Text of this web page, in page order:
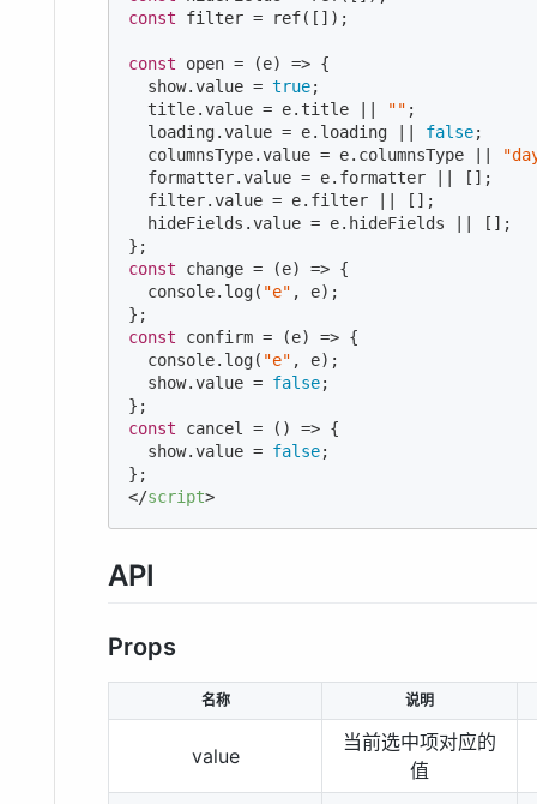
const filter = ref([]);
const open = (e) => {
  show.value =
true;
  title.value = e.title ||
"" ;
  loading.value = e.loading ||
false;
  columnsType.value = e.columnsType ||
  formatter.value = e.formatter || [];
  filter.value = e.filter || [];
  hideFields.value = e.hideFields || [];
const change = (e) => {
console.log( "e" , e);
const confirm = (e) => {
console.log( "e" , e);
  show.value =
false;
const cancel = () => {
  show.value =
false;
</script>
API
Props
名称 说明
value
当前选中项对应的
值